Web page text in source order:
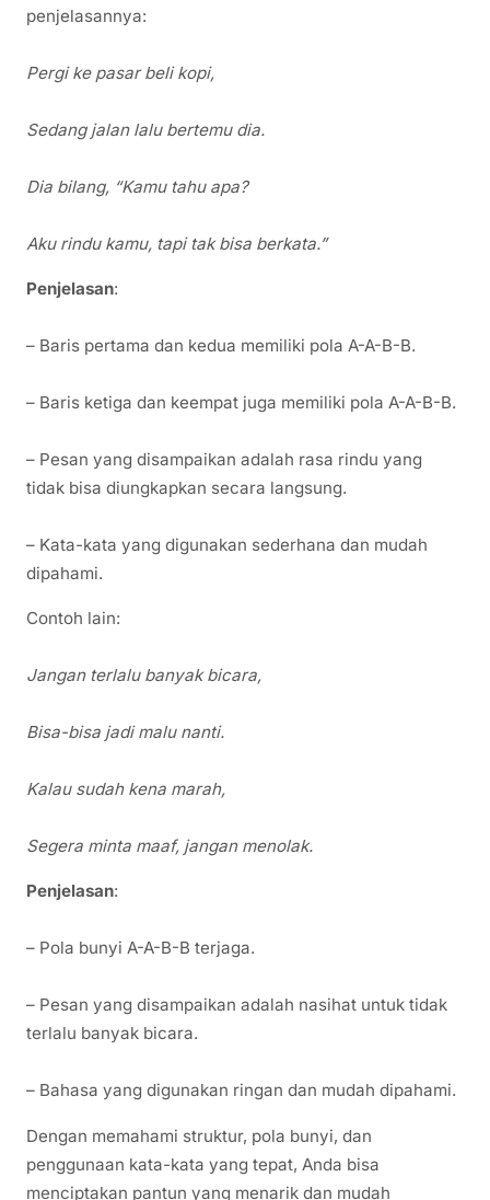
penjelasannya:
Pergi ke pasar beli kopi,
Sedang jalan lalu bertemu dia.
Dia bilang, “Kamu tahu apa?
Aku rindu kamu, tapi tak bisa berkata.”
Penjelasan:
– Baris pertama dan kedua memiliki pola A-A-B-B.
– Baris ketiga dan keempat juga memiliki pola A-A-B-B.
– Pesan yang disampaikan adalah rasa rindu yang
tidak bisa diungkapkan secara langsung.
– Kata-kata yang digunakan sederhana dan mudah
dipahami.
Contoh lain:
Jangan terlalu banyak bicara,
Bisa-bisa jadi malu nanti.
Kalau sudah kena marah,
Segera minta maaf, jangan menolak.
Penjelasan:
– Pola bunyi A-A-B-B terjaga.
– Pesan yang disampaikan adalah nasihat untuk tidak
terlalu banyak bicara.
– Bahasa yang digunakan ringan dan mudah dipahami.
Dengan memahami struktur, pola bunyi, dan
penggunaan kata-kata yang tepat, Anda bisa
menciptakan pantun yang menarik dan mudah